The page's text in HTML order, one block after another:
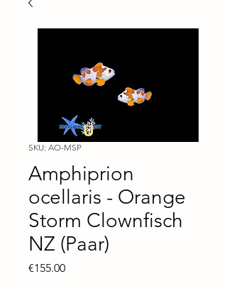
SKU: AO-MSP
Amphiprion
ocellaris - Orange
Storm Clownfisch
NZ (Paar)
€155.00Price